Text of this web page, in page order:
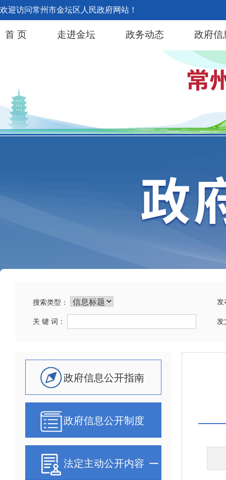
欢迎访问常州市金坛区人民政府网站！
首 页 走进金坛 政务动态 政府信
搜索类型： 发
关 键 词： 发
政府信息公开指南
政府信息公开制度
法定主动公开内容